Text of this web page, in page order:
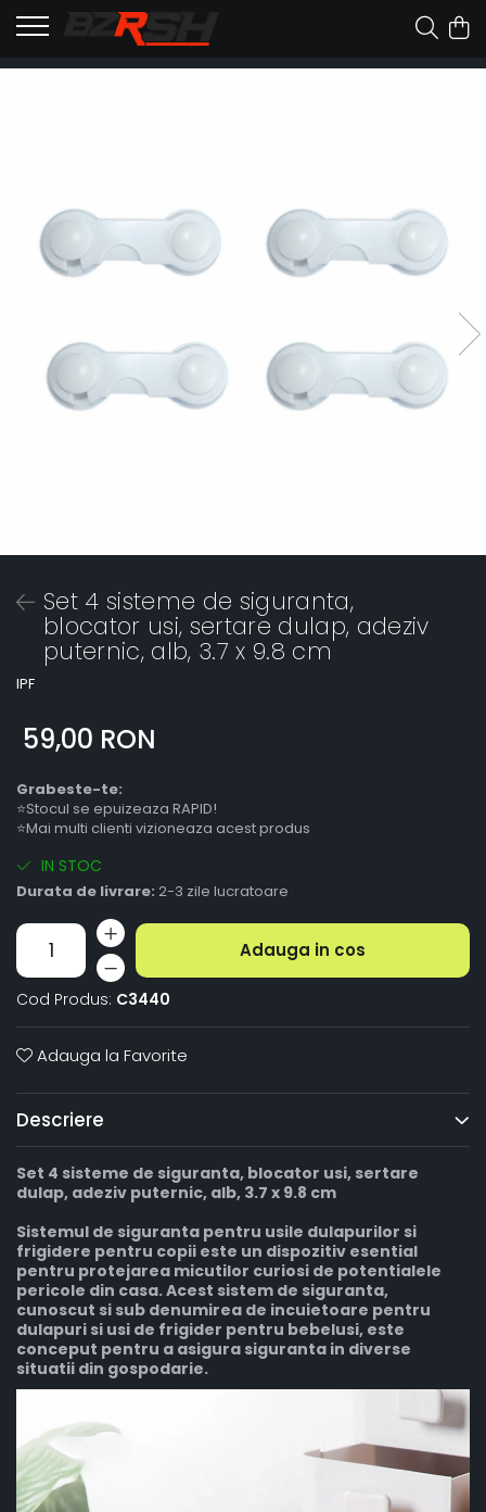
Set 4 sisteme de siguranta,
blocator usi, sertare dulap, adeziv
puternic, alb, 3.7 x 9.8 cm
IPF
59,00 RON
Grabeste-te:
⭐Stocul se epuizeaza RAPID!
⭐Mai multi clienti vizioneaza acest produs
IN STOC
Durata de livrare: 2-3 zile lucratoare
Adauga in cos
Cod Produs: C3440
Adauga la Favorite
Descriere
Set 4 sisteme de siguranta, blocator usi, sertare
dulap, adeziv puternic, alb, 3.7 x 9.8 cm
Sistemul de siguranta pentru usile dulapurilor si
frigidere pentru copii este un dispozitiv esential
pentru protejarea micutilor curiosi de potentialele
pericole din casa. Acest sistem de siguranta,
cunoscut si sub denumirea de incuietoare pentru
dulapuri si usi de frigider pentru bebelusi, este
conceput pentru a asigura siguranta in diverse
situatii din gospodarie.